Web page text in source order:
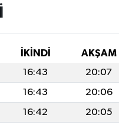
İKINDI AKŞAM
16:43 20:07
16:43 20:06
16:42 20:05